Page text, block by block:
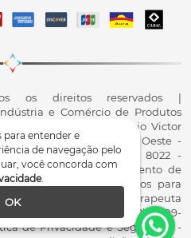
para entender e
de navegação pelo
você concorda com
.
OK
os direitos reservados |
e Comércio de Produtos
0001-78 | R. Antônio Victor
II, Santa Tereza do Oeste -
conosco: 0800 200 8022 -
de Funcionamento de
Fabricação de Produtos para
(UX418X102741) - Fisioterapeuta
Zani - Crefito8(PR): 8409-
de Privacidade e Segurança -